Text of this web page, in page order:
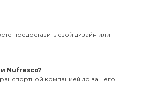
предоставить свой дизайн или
Nufresco?
компанией до вашего